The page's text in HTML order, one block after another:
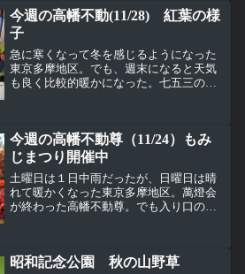
今週の高幡不動(11/28) 紅葉の様
子
急に寒くなって冬を感じるようになった
東京多摩地区。でも、週末になると天気
も良く比較的暖かになった。七五三の参
さんの日の露店は対象とす...
今週の高幡不動尊（11/24）もみ
じまつり開催中
土曜日は１日中雨だったが、日曜日は晴
れて暖かくなった東京多摩地区。萬燈会
が終わった高幡不動尊。でも入り口の仁
周辺もきれいに色づいてき...
昭和記念公園 秋の山野草